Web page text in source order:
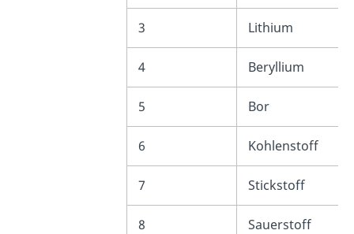
3 Lithium
4 Beryllium
5 Bor
6 Kohlenstoff
7 Stickstoff
8 Sauerstoff